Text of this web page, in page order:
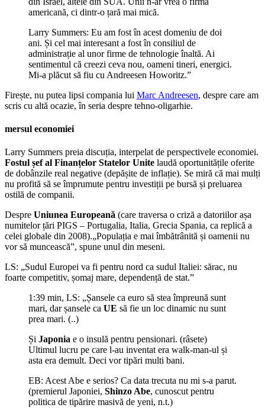
americană, ci dintr-o țară mai mică.
Larry Summers: Eu am fost în acest domeniu de doi
ani. Și cel mai interesant a fost în consiliul de
administrație al unor firme de tehnologie înaltă. Ai
sentimentul că creezi ceva nou, oameni tineri, energici.
Mi-a plăcut să fiu cu Andreesen Howoritz.”
Firește, nu putea lipsi compania lui Marc Andreesen, despre care am
scris cu altă ocazie, în seria despre tehno-oligarhie.
mersul economiei
Larry Summers preia discuția, interpelat de perspectivele economiei.
Fostul șef al Finanțelor Statelor Unite laudă oportunitățile oferite
de dobânzile real negative (depășite de inflație). Se miră că mai mulți
nu profită să se împrumute pentru investiții pe bursă și preluarea
ostilă de companii.
Despre Uniunea Europeană (care traversa o criză a datoriilor așa
numitelor țări PIGS – Portugalia, Italia, Grecia Spania, ca replică a
celei globale din 2008).„Populația e mai îmbătrânită și oamenii nu
vor să muncească”, spune unul din meseni.
LS: „Sudul Europei va fi pentru nord ca sudul Italiei: sărac, nu
foarte competitiv, șomaj mare, dependență de stat.”
1:39 min, LS: „Șansele ca euro să stea împreună sunt
mari, dar șansele ca UE să fie un loc dinamic nu sunt
prea mari. (..)
Și Japonia e o insulă pentru pensionari. (râsete)
Ultimul lucru pe care l-au inventat era walk-man-ul și
asta era demult. Deci vor tipări multi bani.
EB: Acest Abe e serios? Ca data trecuta nu mi s-a parut.
(premierul Japoniei, Shinzo Abe, cunoscut pentru
politica de tipărire masivă de yeni, n.t.)